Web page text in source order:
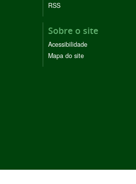
RSS
Sobre o site
Acessibilidade
Mapa do site